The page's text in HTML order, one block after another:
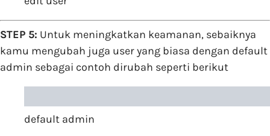
STEP 5: Untuk meningkatkan keamanan, sebaiknya
kamu mengubah juga user yang biasa dengan default
admin sebagai contoh dirubah seperti berikut
default admin